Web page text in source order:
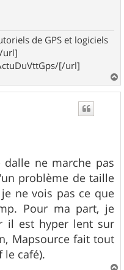
de GPS et logiciels
url]
[/url]
a
u
ne marche pas
problème de taille
ne vois pas ce que
Pour ma part, je
il est hyper lent sur
Mapsource fait tout
le café).